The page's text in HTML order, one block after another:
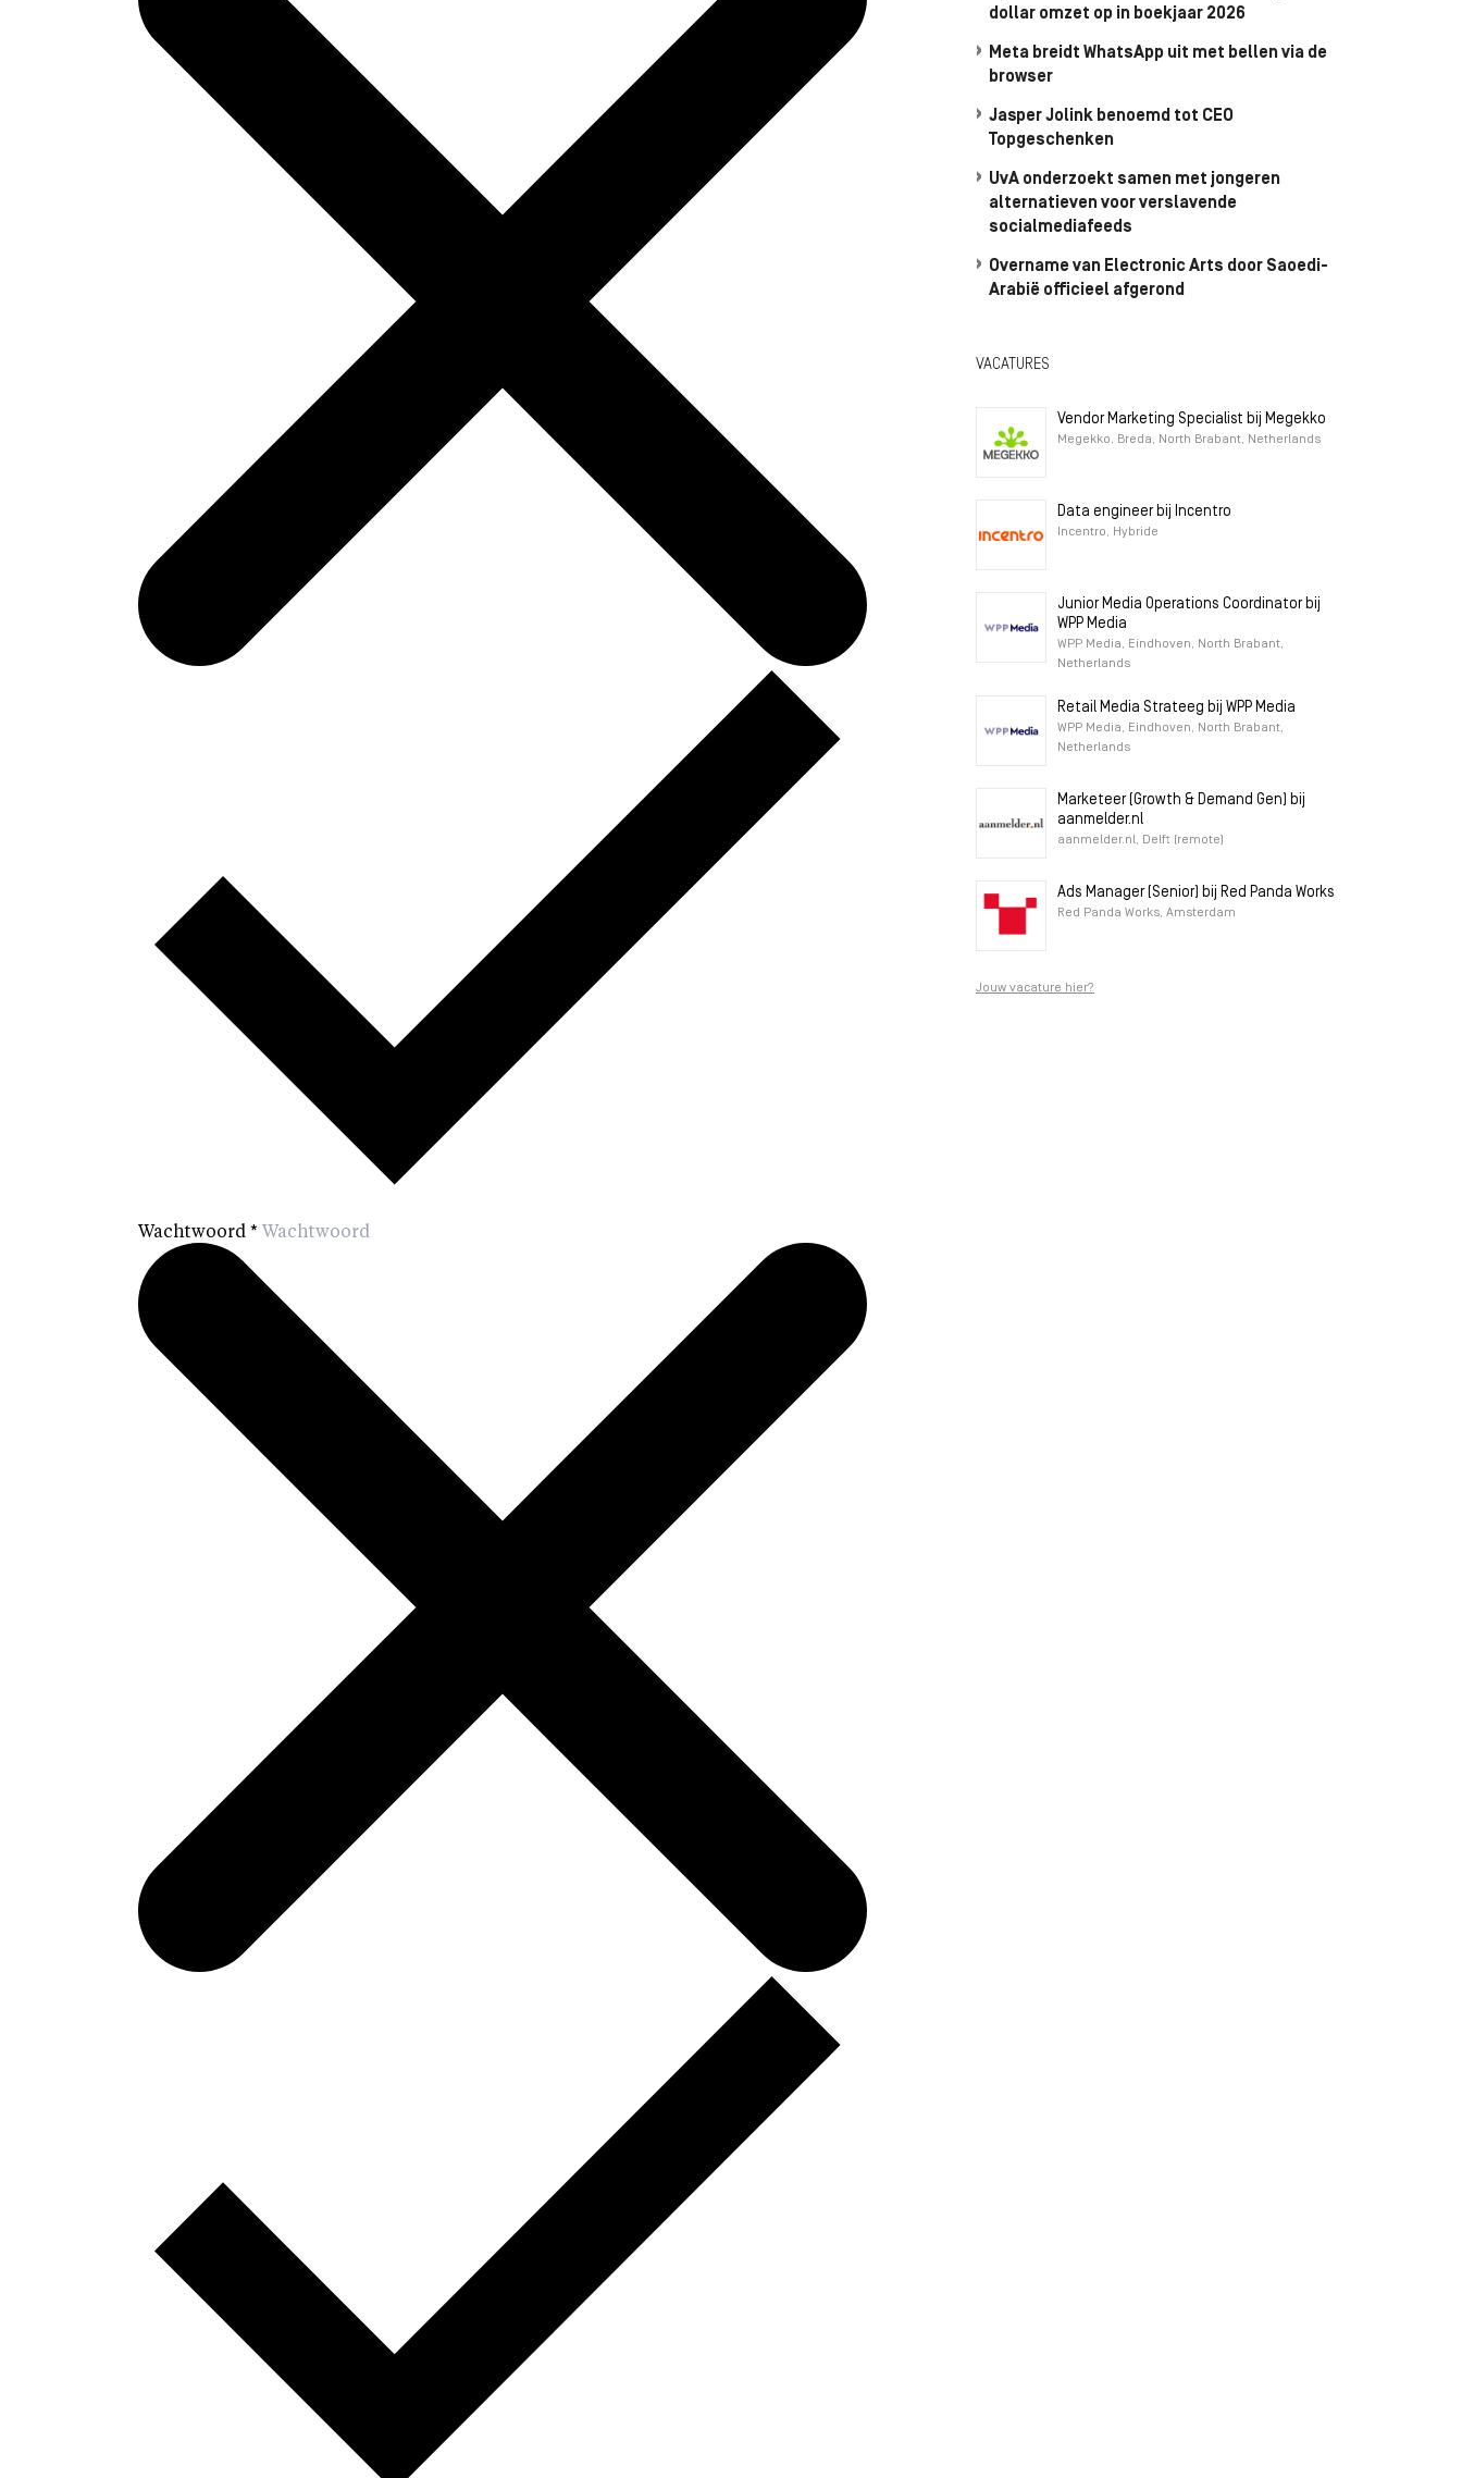
Wachtwoord *
dollar omzet op in boekjaar 2026
Meta breidt WhatsApp uit met bellen via de
browser
Jasper Jolink benoemd tot CEO
Topgeschenken
UvA onderzoekt samen met jongeren
alternatieven voor verslavende
socialmediafeeds
Overname van Electronic Arts door Saoedi-
Arabië officieel afgerond
VACATURES
Vendor Marketing Specialist bij Megekko
Megekko, Breda, North Brabant, Netherlands
Data engineer bij Incentro
Incentro, Hybride
Junior Media Operations Coordinator bij
WPP Media
WPP Media, Eindhoven, North Brabant,
Netherlands
Retail Media Strateeg bij WPP Media
WPP Media, Eindhoven, North Brabant,
Netherlands
Marketeer (Growth & Demand Gen) bij
aanmelder.nl
aanmelder.nl, Delft (remote)
Ads Manager (Senior) bij Red Panda Works
Red Panda Works, Amsterdam
Jouw vacature hier?